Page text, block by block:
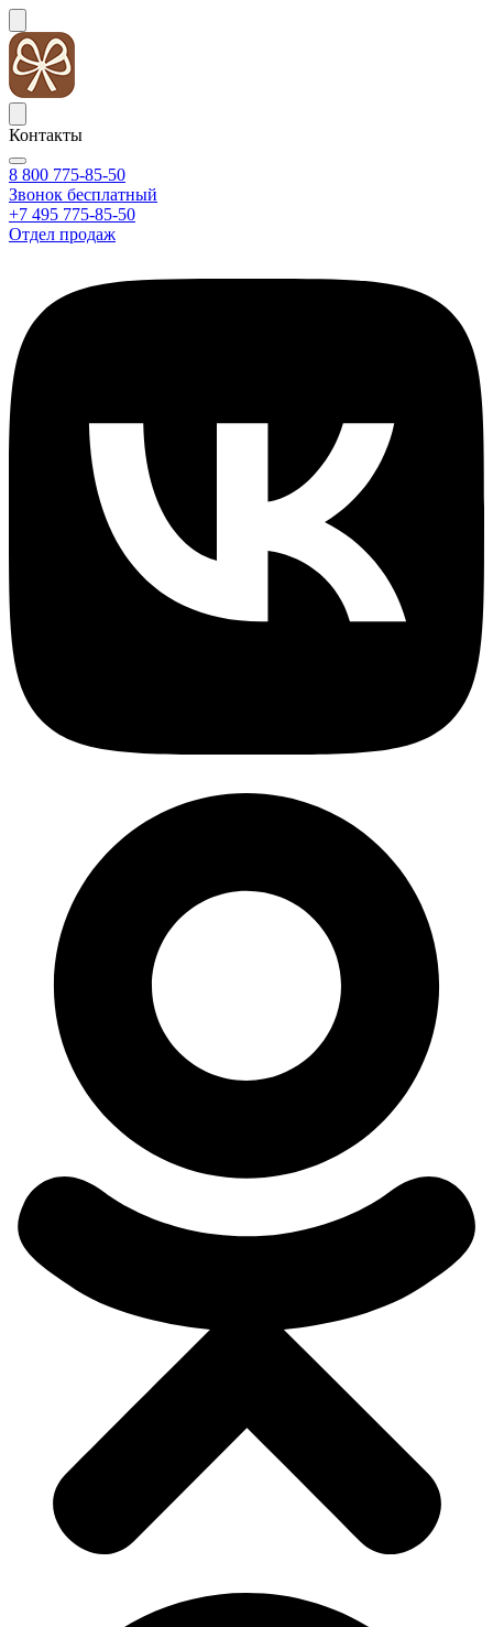
Контакты
8 800 775-85-50
Звонок бесплатный
+7 495 775-85-50
Отдел продаж